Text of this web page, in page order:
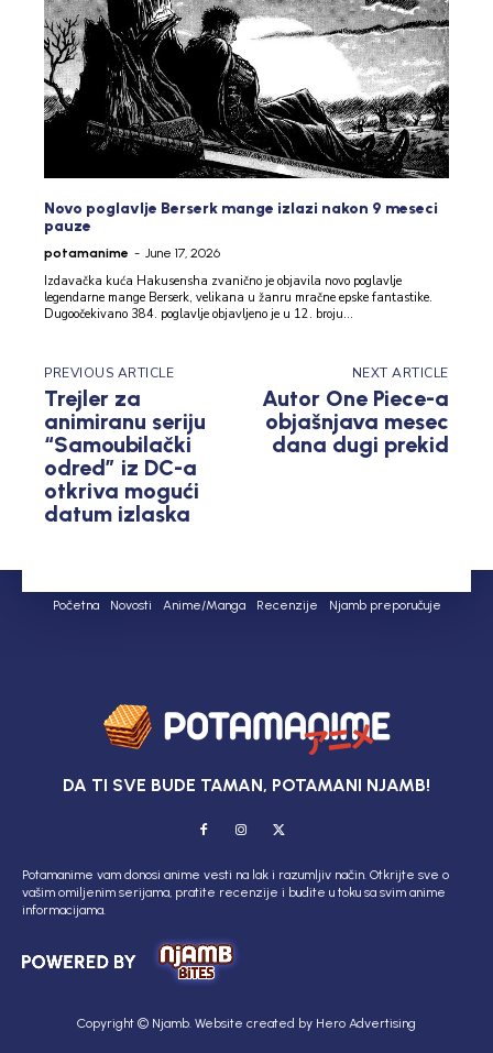
Novo poglavlje Berserk mange izlazi nakon 9 meseci
pauze
potamanime - June 17, 2026
Izdavačka kuća Hakusensha zvanično je objavila novo poglavlje
legendarne mange Berserk, velikana u žanru mračne epske fantastike.
Dugoočekivano 384. poglavlje objavljeno je u 12. broju...
PREVIOUS ARTICLE
Trejler za
animiranu seriju
“Samoubilački
odred” iz DC-a
otkriva mogući
datum izlaska
NEXT ARTICLE
Autor One Piece-a
objašnjava mesec
dana dugi prekid
Početna Novosti Anime/Manga Recenzije Njamb preporučuje
DA TI SVE BUDE TAMAN, POTAMANI NJAMB!
Potamanime vam donosi anime vesti na lak i razumljiv način. Otkrijte sve o
vašim omiljenim serijama, pratite recenzije i budite u toku sa svim anime
informacijama.
Copyright © Njamb. Website created by Hero Advertising